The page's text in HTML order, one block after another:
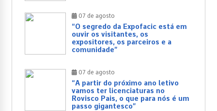
07 de agosto
“O segredo da Expofacic está em
ouvir os visitantes, os
expositores, os parceiros e a
comunidade”
07 de agosto
“A partir do próximo ano letivo
vamos ter licenciaturas no
Rovisco Pais, o que para nós é um
passo gigantesco”